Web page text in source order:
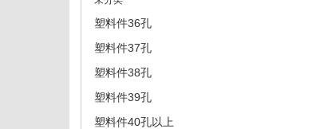
塑料件36孔
塑料件37孔
塑料件38孔
塑料件39孔
塑料件40孔以上